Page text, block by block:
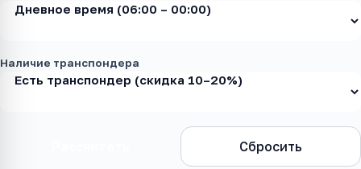
Наличие транспондера
Сбросить